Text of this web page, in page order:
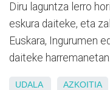
Diru laguntza lerro
eskura daiteke, eta
Euskara, Ingurumen
daiteke harremanetan.
UDALA AZKOITIA